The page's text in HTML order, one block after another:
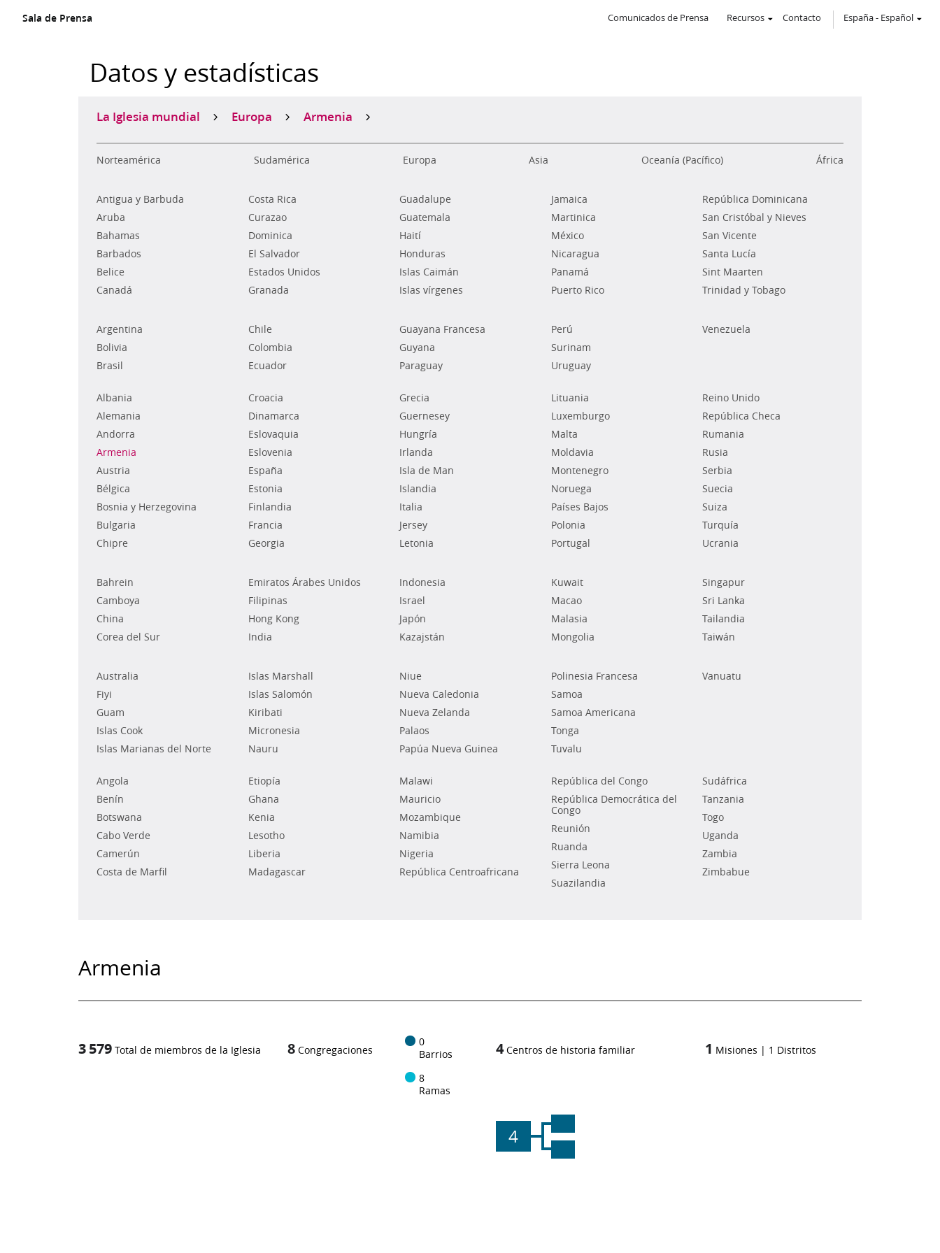
Sala de Prensa Comunicados de Prensa Recursos Contacto España- Español
Datos y estadísticas
La Iglesia mundial Europa Armenia
Norteamérica Sudamérica Europa Asia Oceanía (Pacífico) África
Antigua y Barbuda
Aruba
Bahamas
Barbados
Belice
Canadá
Costa Rica
Curazao
Dominica
El Salvador
Estados Unidos
Granada
Guadalupe
Guatemala
Haití
Honduras
Islas Caimán
Islas vírgenes
Jamaica
Martinica
México
Nicaragua
Panamá
Puerto Rico
República Dominicana
San Cristóbal y Nieves
San Vicente
Santa Lucía
Sint Maarten
Trinidad y Tobago
Argentina
Bolivia
Brasil
Chile
Colombia
Ecuador
Guayana Francesa
Guyana
Paraguay
Perú
Surinam
Uruguay
Venezuela
Albania
Alemania
Andorra
Armenia
Austria
Bélgica
Bosnia y Herzegovina
Bulgaria
Chipre
Croacia
Dinamarca
Eslovaquia
Eslovenia
España
Estonia
Finlandia
Francia
Georgia
Grecia
Guernesey
Hungría
Irlanda
Isla de Man
Islandia
Italia
Jersey
Letonia
Lituania
Luxemburgo
Malta
Moldavia
Montenegro
Noruega
Países Bajos
Polonia
Portugal
Reino Unido
República Checa
Rumania
Rusia
Serbia
Suecia
Suiza
Turquía
Ucrania
Bahrein
Camboya
China
Corea del Sur
Emiratos Árabes Unidos
Filipinas
Hong Kong
India
Indonesia
Israel
Japón
Kazajstán
Kuwait
Macao
Malasia
Mongolia
Singapur
Sri Lanka
Tailandia
Taiwán
Australia
Fiyi
Guam
Islas Cook
Islas Marianas del Norte
Islas Marshall
Islas Salomón
Kiribati
Micronesia
Nauru
Niue
Nueva Caledonia
Nueva Zelanda
Palaos
Papúa Nueva Guinea
Polinesia Francesa
Samoa
Samoa Americana
Tonga
Tuvalu
Vanuatu
Angola
Benín
Botswana
Cabo Verde
Camerún
Costa de Marfil
Etiopía
Ghana
Kenia
Lesotho
Liberia
Madagascar
Malawi
Mauricio
Mozambique
Namibia
Nigeria
República Centroafricana
República del Congo
República Democrática del
Congo
Reunión
Ruanda
Sierra Leona
Suazilandia
Sudáfrica
Tanzania
Togo
Uganda
Zambia
Zimbabue
Armenia
3 579 Total de miembros de la Iglesia 8 Congregaciones
0
Barrios
8
Ramas
4 Centros de historia familiar
4
1 Misiones | 1 Distritos